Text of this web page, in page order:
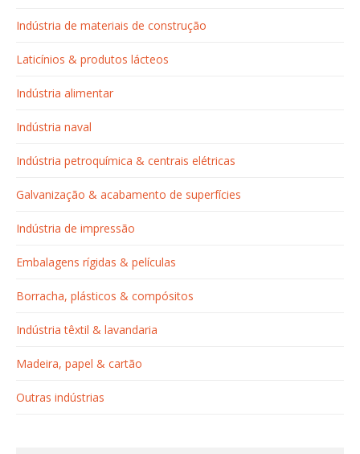
Indústria de materiais de construção
Laticínios & produtos lácteos
Indústria alimentar
Indústria naval
Indústria petroquímica & centrais elétricas
Galvanização & acabamento de superfícies
Indústria de impressão
Embalagens rígidas & películas
Borracha, plásticos & compósitos
Indústria têxtil & lavandaria
Madeira, papel & cartão
Outras indústrias